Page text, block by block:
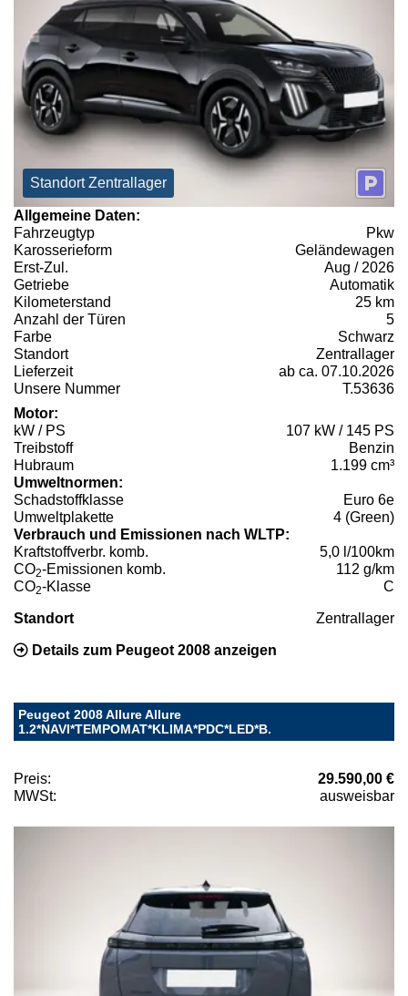
Standort Zentrallager
Allgemeine Daten:
Fahrzeugtyp
Pkw
Karosserieform
Geländewagen
Erst-Zul.
Aug / 2026
Getriebe
Automatik
Kilometerstand
25 km
Anzahl der Türen
5
Farbe
Schwarz
Standort
Zentrallager
Lieferzeit
ab ca. 07.10.2026
Unsere Nummer
T.53636
Motor:
kW / PS
107 kW / 145 PS
Treibstoff
Benzin
Hubraum
1.199 cm³
Umweltnormen:
Schadstoffklasse
Euro 6e
Umweltplakette
4 (Green)
Verbrauch und Emissionen nach WLTP:
Kraftstoffverbr. komb.
5,0 l/100km
CO2-Emissionen komb.
112 g/km
CO2-Klasse C
Standort Zentrallager
Details zum Peugeot 2008 anzeigen
Peugeot 2008 Allure Allure
1.2*NAVI*TEMPOMAT*KLIMA*PDC*LED*B.
Preis:
29.590,00 €
MWSt:
ausweisbar